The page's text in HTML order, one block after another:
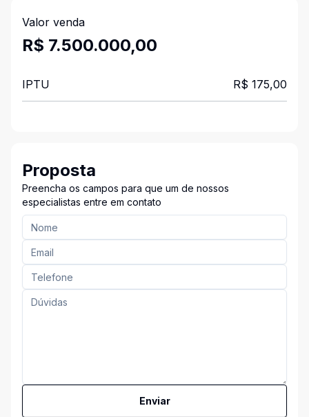
Valor venda
R$ 7.500.000,00
IPTU R$ 175,00
Proposta
Preencha os campos para que um de nossos
especialistas entre em contato
Enviar